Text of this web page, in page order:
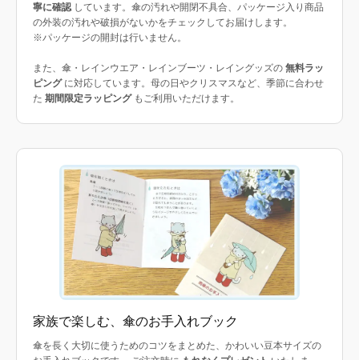
寧に確認しています。傘の汚れや開閉不具合、パッケージ入り商品
の外装の汚れや破損がないかをチェックしてお届けします。
※パッケージの開封は行いません。
また、傘・レインウエア・レインブーツ・レイングッズの 無料ラッ
ピングに対応しています。母の日やクリスマスなど、季節に合わせ
た 期間限定ラッピングもご利用いただけます。
家族で楽しむ、傘のお手入れブック
傘を長く大切に使うためのコツをまとめた、かわいい豆本サイズの